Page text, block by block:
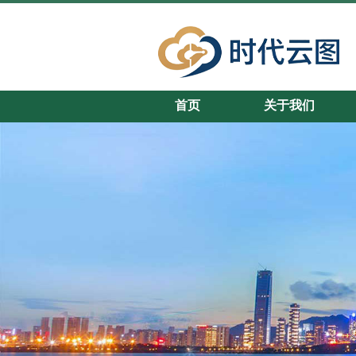
首页 关于我们